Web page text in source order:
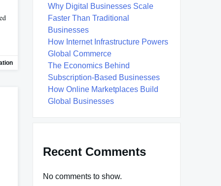
Why Digital Businesses Scale
Faster Than Traditional
Businesses
How Internet Infrastructure Powers
Global Commerce
The Economics Behind
Subscription-Based Businesses
How Online Marketplaces Build
Global Businesses
Recent Comments
No comments to show.